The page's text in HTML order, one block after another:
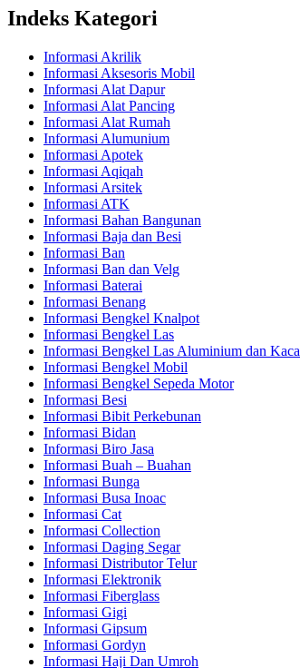
Indeks Kategori
Informasi Akrilik
Informasi Aksesoris Mobil
Informasi Alat Dapur
Informasi Alat Pancing
Informasi Alat Rumah
Informasi Alumunium
Informasi Apotek
Informasi Aqiqah
Informasi Arsitek
Informasi ATK
Informasi Bahan Bangunan
Informasi Baja dan Besi
Informasi Ban
Informasi Ban dan Velg
Informasi Baterai
Informasi Benang
Informasi Bengkel Knalpot
Informasi Bengkel Las
Informasi Bengkel Las Aluminium dan Kaca
Informasi Bengkel Mobil
Informasi Bengkel Sepeda Motor
Informasi Besi
Informasi Bibit Perkebunan
Informasi Bidan
Informasi Biro Jasa
Informasi Buah – Buahan
Informasi Bunga
Informasi Busa Inoac
Informasi Cat
Informasi Collection
Informasi Daging Segar
Informasi Distributor Telur
Informasi Elektronik
Informasi Fiberglass
Informasi Gigi
Informasi Gipsum
Informasi Gordyn
Informasi Haji Dan Umroh